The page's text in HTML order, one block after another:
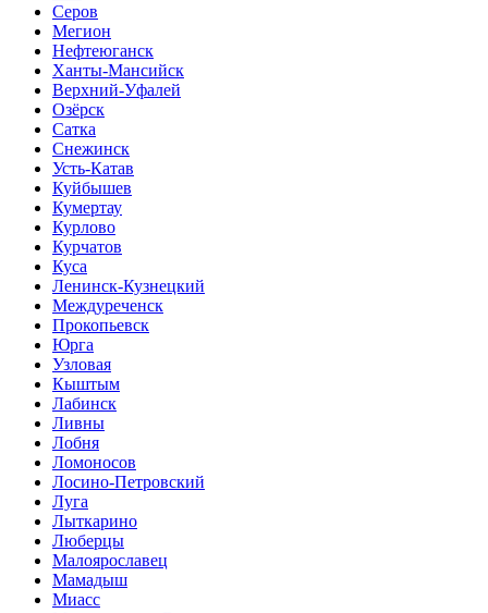
Серов
Мегион
Нефтеюганск
Ханты-Мансийск
Верхний-Уфалей
Озёрск
Сатка
Снежинск
Усть-Катав
Куйбышев
Кумертау
Курлово
Курчатов
Куса
Ленинск-Кузнецкий
Междуреченск
Прокопьевск
Юрга
Узловая
Кыштым
Лабинск
Ливны
Лобня
Ломоносов
Лосино-Петровский
Луга
Лыткарино
Люберцы
Малоярославец
Мамадыш
Миасс